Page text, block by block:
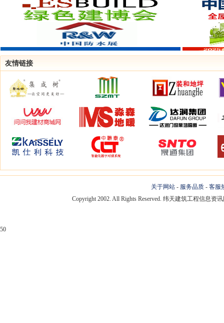
友情链接
关于网站 - 服务品质 - 客服
Copyright 2002. All Rights Reserved. 纬天建筑工程信息资
50